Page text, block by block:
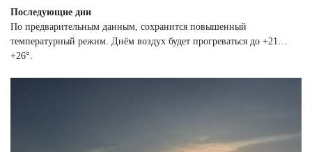
Последующие дни
По предварительным данным, сохранится повышенный
температурный режим. Днём воздух будет прогреваться до +21…
+26°.